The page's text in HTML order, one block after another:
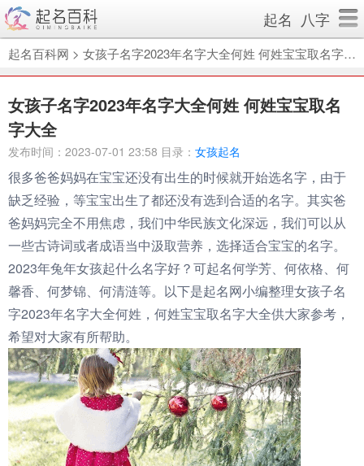
起名 八字
起名百科网 > 女孩子名字2023年名字大全何姓 何姓宝宝取名字大全
女孩子名字2023年名字大全何姓 何姓宝宝取名
字大全
发布时间：2023-07-01 23:58 目录： 女孩起名
很多爸爸妈妈在宝宝还没有出生的时候就开始选名字，由于
缺乏经验，等宝宝出生了都还没有选到合适的名字。其实爸
爸妈妈完全不用焦虑，我们中华民族文化深远，我们可以从
一些古诗词或者成语当中汲取营养，选择适合宝宝的名字。
2023年兔年女孩起什么名字好？可起名何学芳、何依格、何
馨香、何梦锦、何清涟等。以下是起名网小编整理女孩子名
字2023年名字大全何姓，何姓宝宝取名字大全供大家参考，
希望对大家有所帮助。